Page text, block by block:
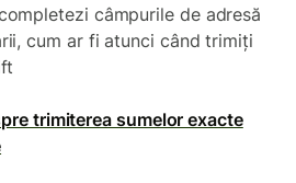
câmpurile de adresă
cum ar fi atunci când trimiți
trimiterea sumelor exacte